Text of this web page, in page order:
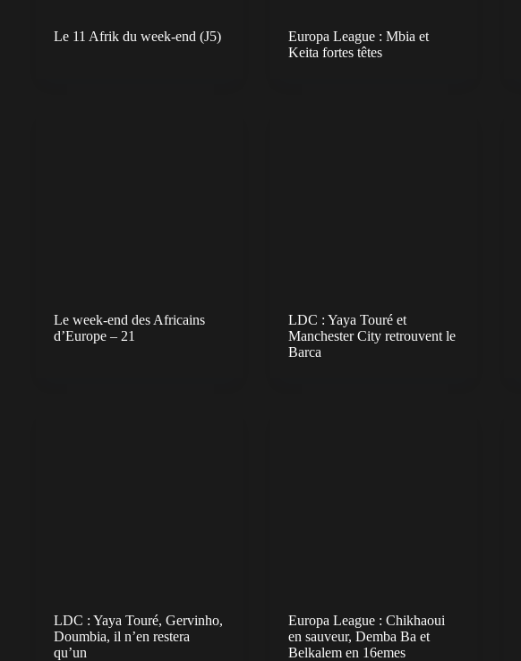
Le 11 Afrik du week-end (J5)
Europa League : Mbia et
Keita fortes têtes
Le week-end des Africains
d’Europe – 21
LDC : Yaya Touré et
Manchester City retrouvent le
Barca
LDC : Yaya Touré, Gervinho,
Doumbia, il n’en restera
qu’un
Europa League : Chikhaoui
en sauveur, Demba Ba et
Belkalem en 16emes